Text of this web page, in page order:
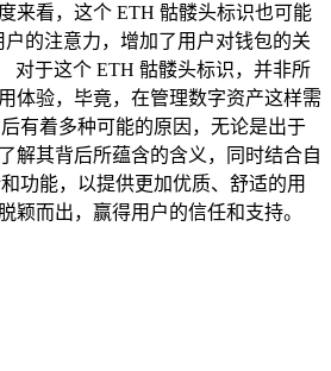
来看，这个 ETH 骷髅头标识也可能
的注意力，增加了用户对钱包的关
对于这个 ETH 骷髅头标识，并非所
体验，毕竟，在管理数字资产这样需
有着多种可能的原因，无论是出于
解其背后所蕴含的含义，同时结合自
功能，以提供更加优质、舒适的用
而出，赢得用户的信任和支持。